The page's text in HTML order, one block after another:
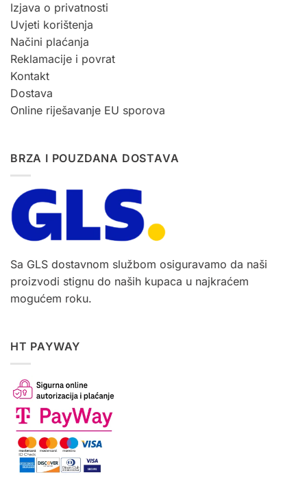
Izjava o privatnosti
Uvjeti korištenja
Načini plaćanja
Reklamacije i povrat
Kontakt
Dostava
Online riješavanje EU sporova
BRZA I POUZDANA DOSTAVA
Sa GLS dostavnom službom osiguravamo da naši
proizvodi stignu do naših kupaca u najkraćem
mogućem roku.
HT PAYWAY